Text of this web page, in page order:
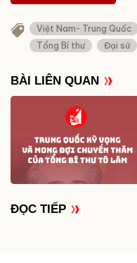
Việt Nam- Trung Quốc
Tổng Bí thư
Đại sứ
BÀI LIÊN QUAN
ĐỌC TIẾP